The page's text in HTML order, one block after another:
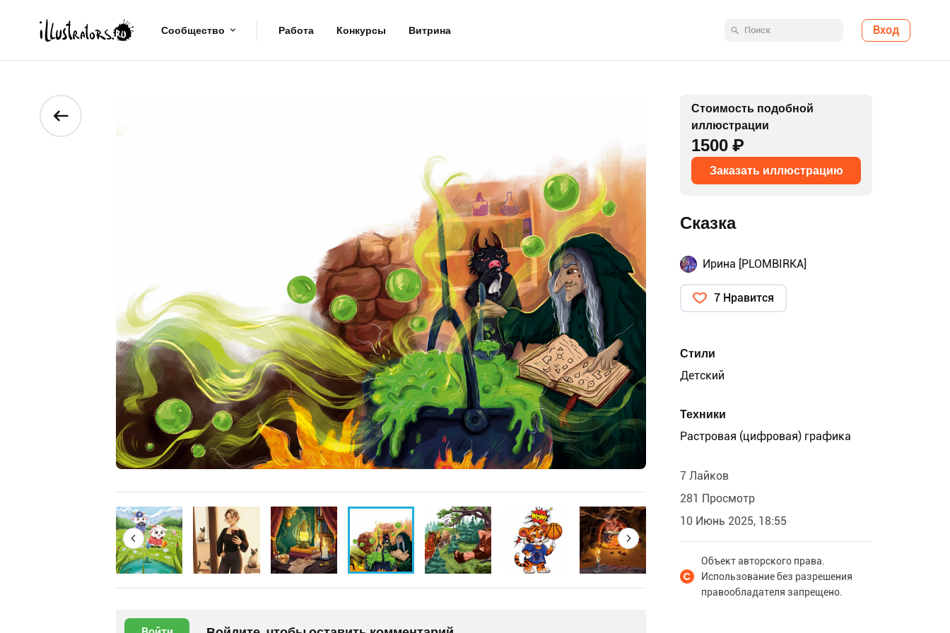
Сообщество Работа Конкурсы Витрина Вход
Стоимость подобной
иллюстрации
1500 ₽
Заказать иллюстрацию
Сказка
Ирина [PLOMBIRKA]
7 Нравится
Стили
Детский
Техники
Растровая (цифровая) графика
7 Лайков
281 Просмотр
10 Июнь 2025, 18:55
Объект авторского права.
Использование без разрешения
правообладателя запрещено.